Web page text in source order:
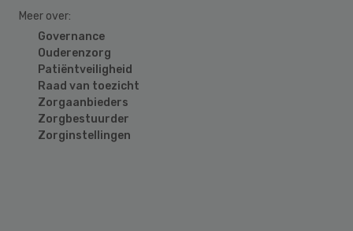
Meer over:
Governance
Ouderenzorg
Patiëntveiligheid
Raad van toezicht
Zorgaanbieders
Zorgbestuurder
Zorginstellingen